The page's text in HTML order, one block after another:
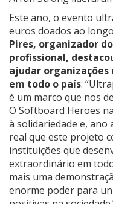
Este ano, o evento
euros doados ao
Pires, organizador
profissional,
ajudar organizações
em todo o país:
é um marco que nos
O Softboard Heroes
à solidariedade e,
real que este projeto
instituições que
extraordinário em
mais uma
enorme poder para